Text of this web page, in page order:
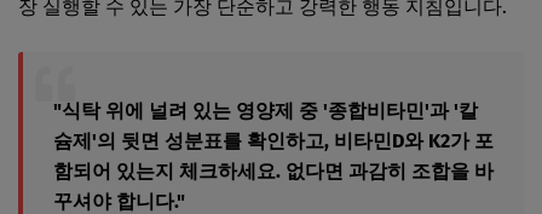
장 실행할 수 있는 가장 단순하고 강력한 행동 지침입니다.
"식탁 위에 널려 있는 영양제 중 '종합비타민'과 '칼
슘제'의 뒷면 성분표를 확인하고, 비타민D와 K2가 포
함되어 있는지 체크하세요. 없다면 과감히 조합을 바
꾸셔야 합니다."